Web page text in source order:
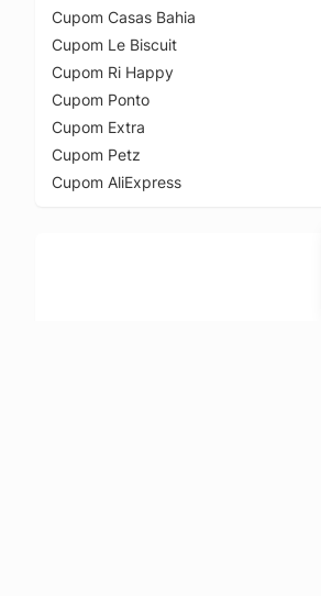
Cupom Casas Bahia
Cupom Le Biscuit
Cupom Ri Happy
Cupom Ponto
Cupom Extra
Cupom Petz
Cupom AliExpress